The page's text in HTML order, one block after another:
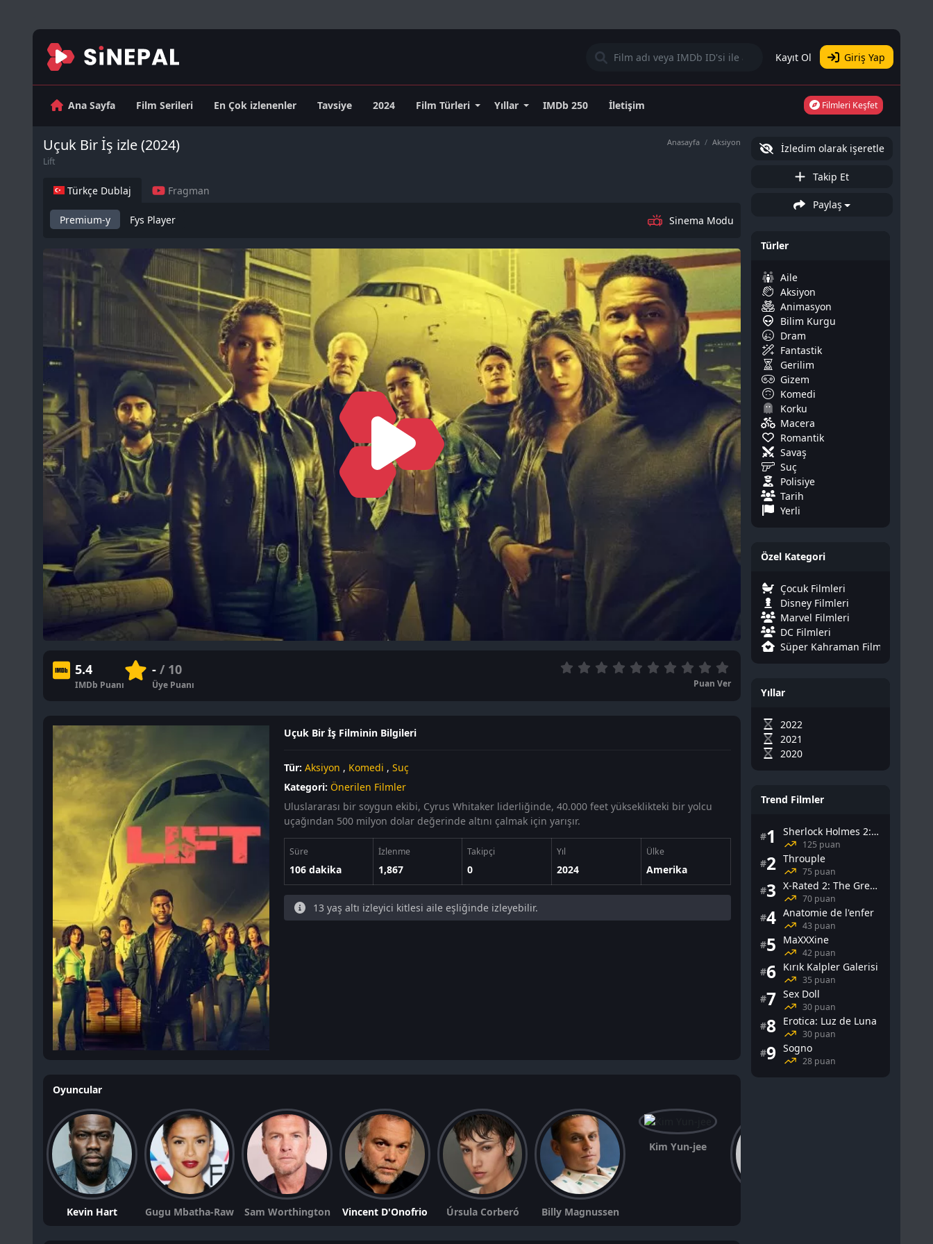
Kayıt Ol Giriş Yap
Ana Sayfa Film Serileri En Çok izlenenler Tavsiye 2024 Film Türleri Yıllar IMDb 250 İletişim Filmleri Keşfet
Uçuk Bir İş izle (2024)
Lift
Anasayfa Aksiyon
Türkçe Dublaj Fragman
Premium-y Fys Player Sinema Modu
5.4
IMDb Puanı
-/ 10
Üye Puanı Puan Ver
Uçuk Bir İş Filminin Bilgileri
Tür: Aksiyon , Komedi , Suç
Kategori: Önerilen Filmler
Uluslararası bir soygun ekibi, Cyrus Whitaker liderliğinde, 40.000 feet yükseklikteki bir yolcu
uçağından 500 milyon dolar değerinde altını çalmak için yarışır.
Süre
106 dakika
İzlenme
1,867
Takipçi
0
Yıl
2024
Ülke
Amerika
13 yaş altı izleyici kitlesi aile eşliğinde izleyebilir.
Oyuncular
Kevin Hart Gugu Mbatha-Raw Sam Worthington Vincent D'Onofrio Úrsula Corberó Billy Magnussen
Kim Yun-jee
İzledim olarak işeretle
Takip Et
Paylaş
Türler
Aile
Aksiyon
Animasyon
Bilim Kurgu
Dram
Fantastik
Gerilim
Gizem
Komedi
Korku
Macera
Romantik
Savaş
Suç
Polisiye
Tarih
Yerli
Özel Kategori
Çocuk Filmleri
Disney Filmleri
Marvel Filmleri
DC Filmleri
Süper Kahraman Filmleri
Yıllar
2022
2021
2020
Trend Filmler
#1 Sherlock Holmes 2: Gölge Oyunları
125 puan
#2 Throuple
75 puan
#3 X-Rated 2: The Greatest Adult Stars of All-Time
70 puan
#4 Anatomie de l'enfer
43 puan
#5 MaXXXine
42 puan
#6 Kırık Kalpler Galerisi
35 puan
#7 Sex Doll
30 puan
#8 Erotica: Luz de Luna
30 puan
#9 Sogno
28 puan